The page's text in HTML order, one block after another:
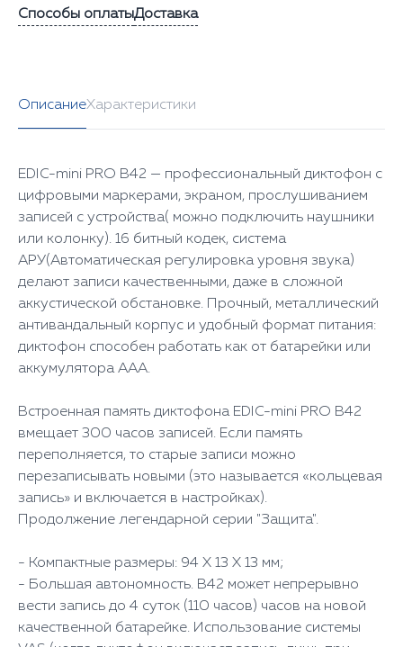
Способы оплатыДоставка
ОписаниеХарактеристики
EDIC-mini PRO B42 — профессиональный диктофон с
цифровыми маркерами, экраном, прослушиванием
записей с устройства( можно подключить наушники
или колонку). 16 битный кодек, система
АРУ(Автоматическая регулировка уровня звука)
делают записи качественными, даже в сложной
аккустической обстановке. Прочный, металлический
антивандальный корпус и удобный формат питания:
диктофон способен работать как от батарейки или
аккумулятора ААА.
Встроенная память диктофона EDIC-mini PRO B42
вмещает 300 часов записей. Если память
переполняется, то старые записи можно
перезаписывать новыми (это называется «кольцевая
запись» и включается в настройках).
Продолжение легендарной серии "Защита".
- Компактные размеры: 94 Х 13 Х 13 мм;
- Большая автономность. B42 может непрерывно
вести запись до 4 суток (110 часов) часов на новой
качественной батарейке. Использование системы